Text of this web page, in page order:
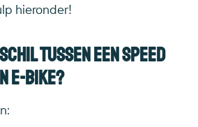
hieronder!
tussen een speed
e-bike?